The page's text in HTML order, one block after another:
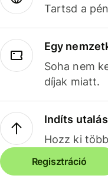
Tartsd a
Egy
Soha nem
díjak miatt.
Indíts
Hozz ki
Regisztráció